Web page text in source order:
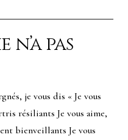
pas
je vous dis « Je vous
résiliants Je vous aime,
bienveillants Je vous